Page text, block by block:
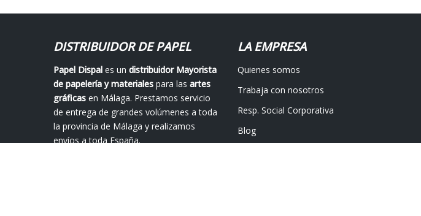
DISTRIBUIDOR DE PAPEL
Papel Dispal es un distribuidor Mayorista
de papelería y materiales para las artes
gráficas en Málaga. Prestamos servicio
de entrega de grandes volúmenes a toda
la provincia de Málaga y realizamos
envíos a toda España.
LA EMPRESA
Quienes somos
Trabaja con nosotros
Resp. Social Corporativa
Blog